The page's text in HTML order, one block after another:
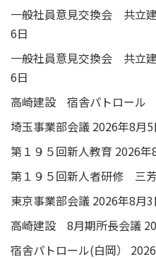
一般社員意見交換会 共立
6日
一般社員意見交換会 共立
6日
高崎建設 宿舎パトロール
埼玉事業部会議 2026年8月5
第１９５回新人教育 2026年
第１９５回新人者研修 三
東京事業部会議 2026年8月3
高崎建設 8月期所長会議
宿舎パトロール(白岡）